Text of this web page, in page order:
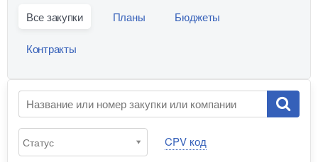
Все закупки Планы Бюджеты
Контракты
CPV код